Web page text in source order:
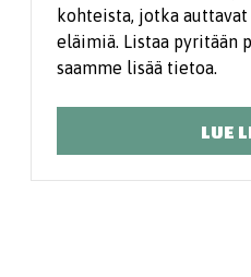
kohteista, jotka
eläimiä. Listaa pyritään
saamme lisää tietoa.
LUE